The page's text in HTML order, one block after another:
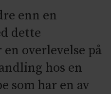
enn en
dette
overlevelse på
hos en
som har en av